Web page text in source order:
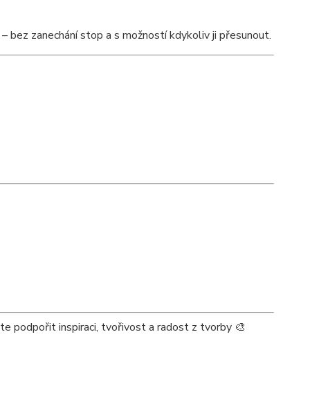
bez zanechání stop a s možností kdykoliv ji přesunout.
podpořit inspiraci, tvořivost a radost z tvorby 🎨